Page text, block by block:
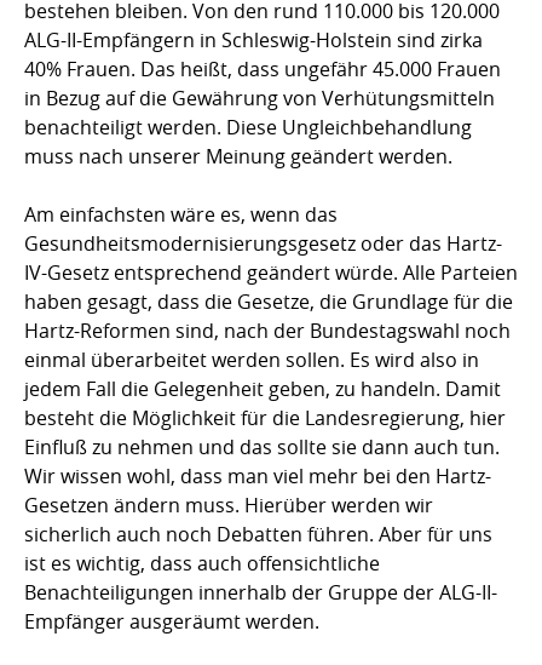
bestehen bleiben. Von den rund 110.000 bis 120.000
ALG-II-Empfängern in Schleswig-Holstein sind zirka
40% Frauen. Das heißt, dass ungefähr 45.000 Frauen
in Bezug auf die Gewährung von Verhütungsmitteln
benachteiligt werden. Diese Ungleichbehandlung
muss nach unserer Meinung geändert werden.
Am einfachsten wäre es, wenn das
Gesundheitsmodernisierungsgesetz oder das Hartz-
IV-Gesetz entsprechend geändert würde. Alle Parteien
haben gesagt, dass die Gesetze, die Grundlage für die
Hartz-Reformen sind, nach der Bundestagswahl noch
einmal überarbeitet werden sollen. Es wird also in
jedem Fall die Gelegenheit geben, zu handeln. Damit
besteht die Möglichkeit für die Landesregierung, hier
Einfluß zu nehmen und das sollte sie dann auch tun.
Wir wissen wohl, dass man viel mehr bei den Hartz-
Gesetzen ändern muss. Hierüber werden wir
sicherlich auch noch Debatten führen. Aber für uns
ist es wichtig, dass auch offensichtliche
Benachteiligungen innerhalb der Gruppe der ALG-II-
Empfänger ausgeräumt werden.